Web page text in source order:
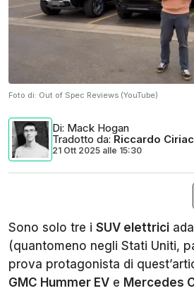
Foto di: Out of Spec Reviews (YouTube)
Di: Mack Hogan
Tradotto da: Riccardo
21 Ott 2025 alle 15:30
Sono solo tre i SUV elettrici
(quantomeno negli Stati Uniti,
prova protagonista di
GMC Hummer EV e Mercedes